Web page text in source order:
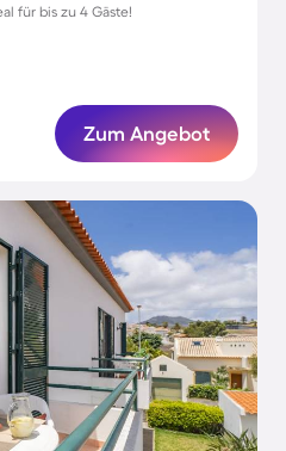
für bis zu 4 Gäste!
Zum Angebot